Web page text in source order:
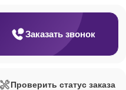
Заказать звонок
Проверить статус заказа